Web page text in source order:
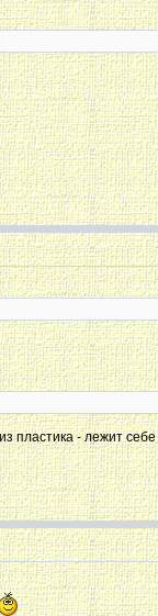
пластика - лежит
.